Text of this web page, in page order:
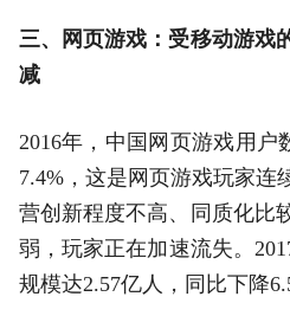
三、网页游戏：受移动游戏
减
2016年，中国网页游戏用户
7.4%，这是网页游戏玩家连
营创新程度不高、同质化比
弱，玩家正在加速流失。
规模达2.57亿人，同比下降